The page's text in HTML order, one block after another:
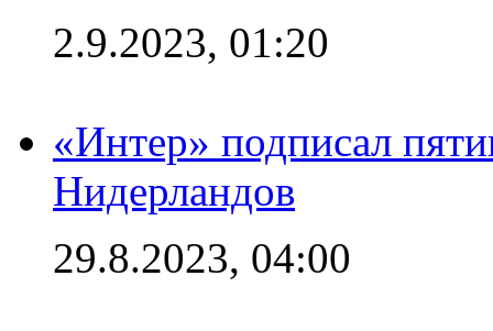
2.9.2023, 01:20
«Интер» подписал
Нидерландов
29.8.2023, 04:00